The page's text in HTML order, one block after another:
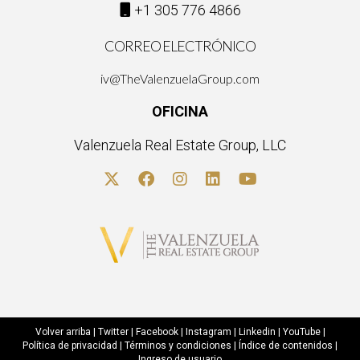
para rastrear métricas como el alcance, la interacción y las
¿Es necesario estar presente en todas las
No necesariamente. Es mejor enfocarte en las plataformas
donde se encuentra tu público objetivo y donde puedas crear
+1 305 776 4866
CORREO ELECTRÓNICO
iv@TheValenzuelaGroup.com
OFICINA
Valenzuela Real Estate Group, LLC
Volver arriba Twitter| Facebook| Instagram Linkedin YouTube|
Política de privacidad
Términos y condiciones Índice de contenidos